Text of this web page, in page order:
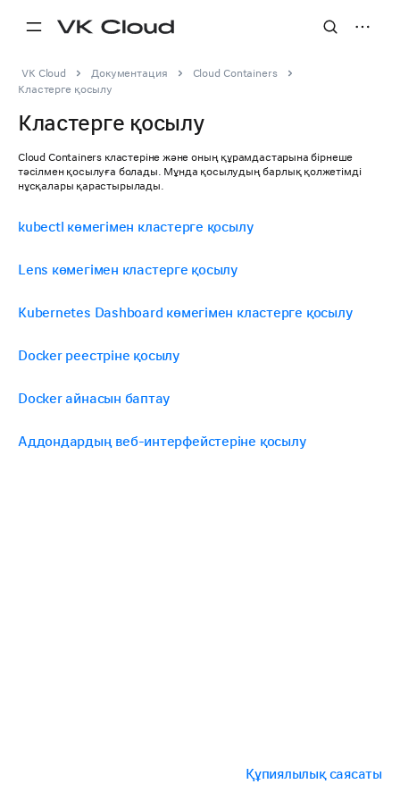
VK Cloud Документация
Cloud Containers
Кластерге қосылу
Кластерге қосылу
Cloud Containers кластеріне және оның құрамдастарына бірнеше
тәсілмен қосылуға болады. Мұнда қосылудың барлық қолжетімді
нұсқалары қарастырылады.
kubectl көмегімен кластерге қосылу
Lens көмегімен кластерге қосылу
Kubernetes Dashboard көмегімен кластерге қосылу
Docker реестріне қосылу
Docker айнасын баптау
Аддондардың веб-интерфейстеріне қосылу
Құпиялылық саясаты